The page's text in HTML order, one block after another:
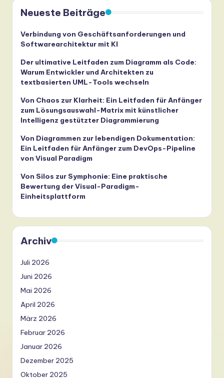
Neueste Beiträge
Verbindung von Geschäftsanforderungen und
Softwarearchitektur mit KI
Der ultimative Leitfaden zum Diagramm als Code:
Warum Entwickler und Architekten zu
textbasierten UML-Tools wechseln
Von Chaos zur Klarheit: Ein Leitfaden für Anfänger
zum Lösungsauswahl-Matrix mit künstlicher
Intelligenz gestützter Diagrammierung
Von Diagrammen zur lebendigen Dokumentation:
Ein Leitfaden für Anfänger zum DevOps-Pipeline
von Visual Paradigm
Von Silos zur Symphonie: Eine praktische
Bewertung der Visual-Paradigm-
Einheitsplattform
Archiv
Juli 2026
Juni 2026
Mai 2026
April 2026
März 2026
Februar 2026
Januar 2026
Dezember 2025
Oktober 2025